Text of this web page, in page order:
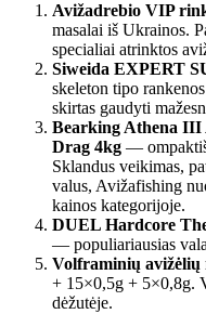
Avižadrebio VIP
masalai iš Ukrainos.
specialiai atrinktos
Siweida EXPERT
skeleton tipo
skirtas gaudyti
Bearking Athena III
Drag 4kg —
Sklandus veikimas,
valus, Avižafishing
kainos kategorijoje.
DUEL Hardcore
— populiariausias
Volframinių
+ 15×0,5g + 5×0,8g.
dėžutėje.